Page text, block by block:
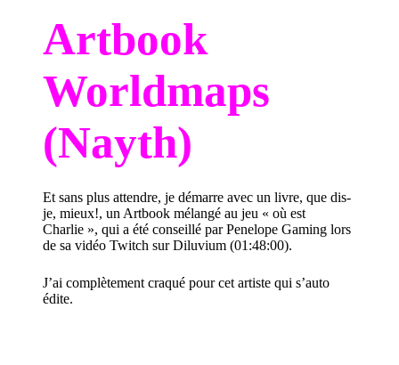
Artbook
Worldmaps
(Nayth)
Et sans plus attendre, je démarre avec un livre, que dis-
je, mieux!, un Artbook mélangé au jeu « où est
Charlie », qui a été conseillé par Penelope Gaming lors
de sa vidéo Twitch sur Diluvium (01:48:00).
J’ai complètement craqué pour cet artiste qui s’auto
édite.